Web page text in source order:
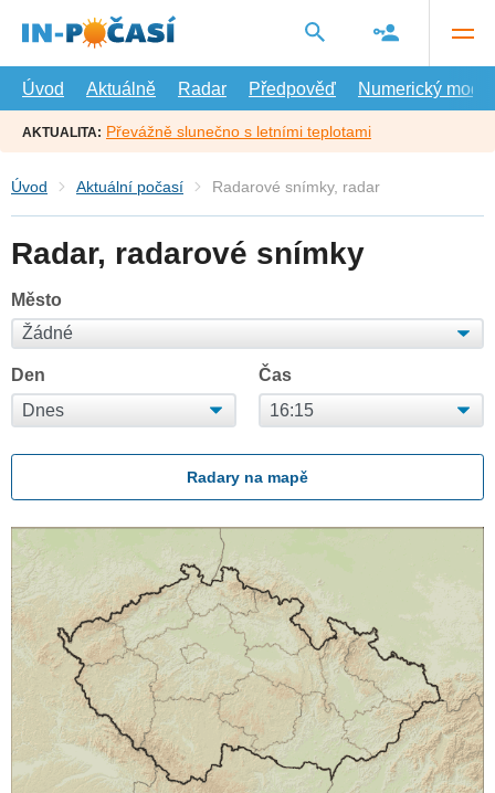
hlavní
Úvod
Aktuálně Radar Předpověď Numerický model
AKTUALITA: Převážně slunečno s letními teplotami
Úvod Aktuální počasí Radarové snímky, radar
Radar, radarové snímky
Město
Den Čas
Radary na mapě